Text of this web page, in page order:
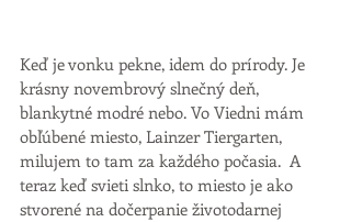
Keď je vonku pekne, idem do prírody. Je
krásny novembrový slnečný deň,
blankytné modré nebo. Vo Viedni mám
obľúbené miesto, Lainzer Tiergarten,
milujem to tam za každého počasia.  A
teraz keď svieti slnko, to miesto je ako
stvorené na dočerpanie životodarnej